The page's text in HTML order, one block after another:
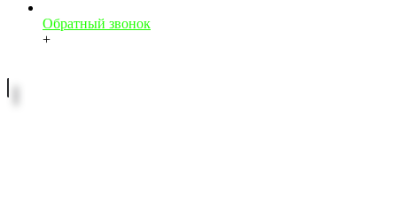
Обратный звонок
+